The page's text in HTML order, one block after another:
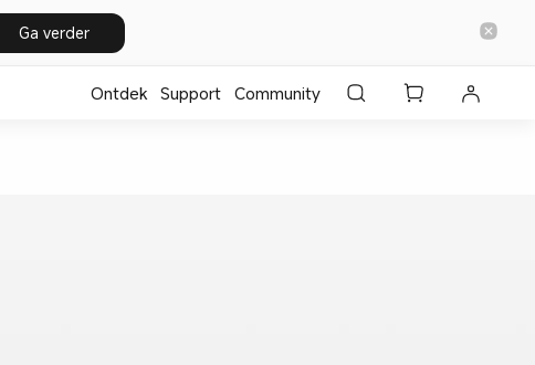
Ga verder
Ontdek Support Community